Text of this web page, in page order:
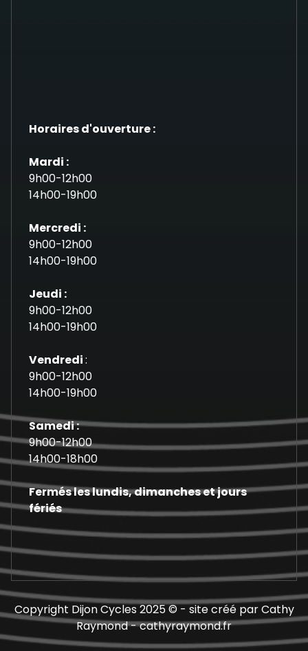
Horaires d'ouverture :
Mardi :
9h00-12h00
14h00-19h00
Mercredi :
9h00-12h00
14h00-19h00
Jeudi :
9h00-12h00
14h00-19h00
Vendredi:
9h00-12h00
14h00-19h00
Samedi :
9h00-12h00
14h00-18h00
Fermés les lundis, dimanches et jours
fériés
Copyright Dijon Cycles 2025 © - site créé par Cathy
Raymond - cathyraymond.fr